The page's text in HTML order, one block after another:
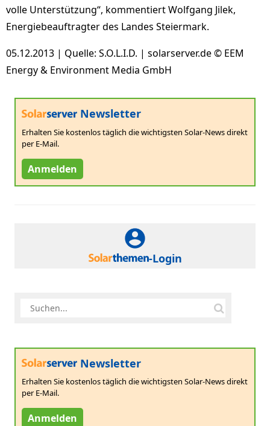
volle Unterstützung“, kommentiert Wolfgang Jilek,
Energiebeauftragter des Landes Steiermark.
05.12.2013 | Quelle: S.O.L.I.D. | solarserver.de © EEM
Energy & Environment Media GmbH
Newsletter
Erhalten Sie kostenlos täglich die wichtigsten Solar-News direkt
per E-Mail.
Anmelden
-Login
Newsletter
Erhalten Sie kostenlos täglich die wichtigsten Solar-News direkt
per E-Mail.
Anmelden